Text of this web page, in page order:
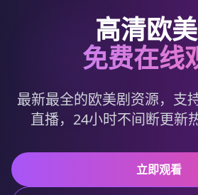
高清欧
免费在线
最新最全的欧美剧资源，支
直播，24小时不间断更新
立即观看